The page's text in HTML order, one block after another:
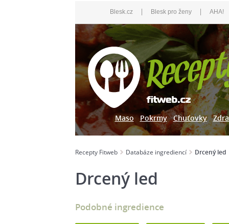
Blesk.cz | Blesk pro ženy | AHA!
Maso Pokrmy Chuťovky
Recepty Fitweb Databáze ingrediencí Drcený led
Drcený led
Podobné ingredience